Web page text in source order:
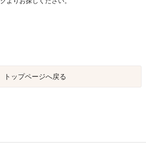
トップページへ戻る